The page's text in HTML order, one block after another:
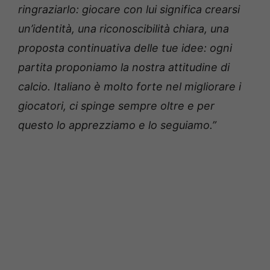
ringraziarlo: giocare con lui significa crearsi
un’identità, una riconoscibilità chiara, una
proposta continuativa delle tue idee: ogni
partita proponiamo la nostra attitudine di
calcio. Italiano è molto forte nel migliorare i
giocatori, ci spinge sempre oltre e per
questo lo apprezziamo e lo seguiamo.”